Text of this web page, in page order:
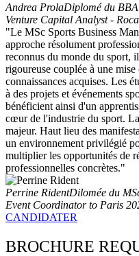
Andrea ProlaDiplomé du BBA
Venture Capital Analyst -
"Le MSc Sports Business
approche résolument
reconnus du monde du sport,
rigoureuse couplée à une
connaissances acquises. Les
à des projets et événements
bénéficient ainsi d'un
cœur de l'industrie du sport.
majeur. Haut lieu des
un environnement privilégié
multiplier les opportunités de
professionnelles concrètes."
Perrine RidentDilomée du
Event Coordinator to Paris
CANDIDATER
BROCHURE